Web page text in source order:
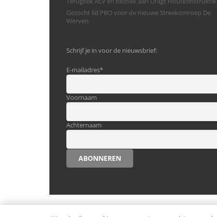
Gezocht lid PBO voor de nieuwe Streekomroep De
Werven
Schrijf je in voor de nieuwsbrief:
E-mailadres*
Voornaam
Achternaam
ABONNEREN